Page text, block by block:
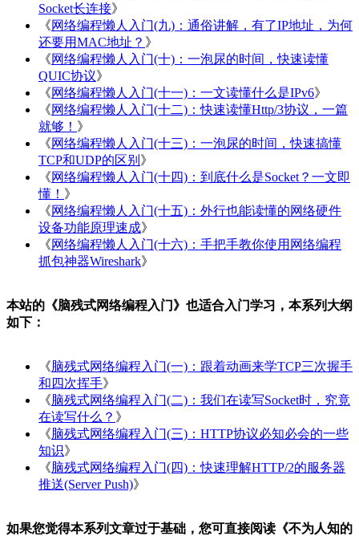
Socket长连接》
《网络编程懒人入门(九)：通俗讲解，有了IP地址，为何
还要用MAC地址？ 》
《网络编程懒人入门(十)：一泡尿的时间，快速读懂
QUIC协议》
《网络编程懒人入门(十一)：一文读懂什么是IPv6》
《网络编程懒人入门(十二)：快速读懂Http/3协议，一篇
就够！ 》
《网络编程懒人入门(十三)：一泡尿的时间，快速搞懂
TCP和UDP的区别 》
《网络编程懒人入门(十四)：到底什么是Socket？一文即
懂！ 》
《网络编程懒人入门(十五)：外行也能读懂的网络硬件
设备功能原理速成》
《网络编程懒人入门(十六)：手把手教你使用网络编程
抓包神器Wireshark》
本站的《脑残式网络编程入门》也适合入门学习，本系列大纲
如下：
《脑残式网络编程入门(一)：跟着动画来学TCP三次握手
和四次挥手》
《脑残式网络编程入门(二)：我们在读写Socket时，究竟
在读写什么？ 》
《脑残式网络编程入门(三)：HTTP协议必知必会的一些
知识》
《脑残式网络编程入门(四)：快速理解HTTP/2的服务器
推送(Server Push)》
如果您觉得本系列文章过于基础，您可直接阅读《不为人知的